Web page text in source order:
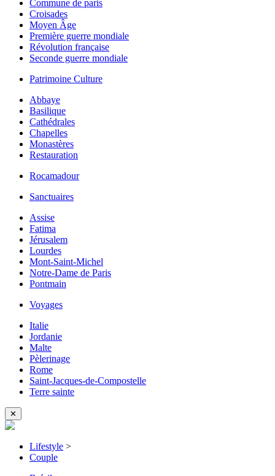
Commune de paris
Croisades
Moyen Âge
Première guerre mondiale
Révolution française
Seconde guerre mondiale
Patrimoine Culture
Abbaye
Basilique
Cathédrales
Chapelles
Monastères
Restauration
Rocamadour
Sanctuaires
Assise
Fatima
Jérusalem
Lourdes
Mont-Saint-Michel
Notre-Dame de Paris
Pontmain
Voyages
Italie
Jordanie
Malte
Pèlerinage
Rome
Saint-Jacques-de-Compostelle
Terre sainte
✕
Lifestyle >
Couple